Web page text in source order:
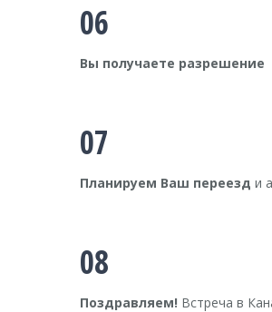
06
Вы получаете разрешение
07
Планируем Ваш переезд и
08
Поздравляем! Встреча в